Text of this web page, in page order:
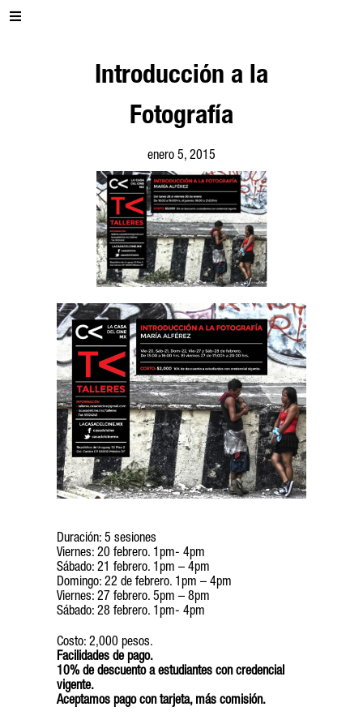
Introducción a la
Fotografía
enero 5, 2015
Duración: 5 sesiones
Viernes: 20 febrero. 1pm- 4pm
Sábado: 21 febrero. 1pm – 4pm
Domingo: 22 de febrero. 1pm – 4pm
Viernes: 27 febrero. 5pm – 8pm
Sábado: 28 febrero. 1pm- 4pm
Costo: 2,000 pesos.
Facilidades de pago.
10% de descuento a estudiantes con credencial
vigente.
Aceptamos pago con tarjeta, más comisión.